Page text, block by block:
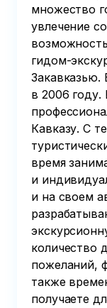
множество
увлечение
гидом-
в 2006
Кавказу. С
время
и
и на своем
количество
пожеланий,
также
получаете